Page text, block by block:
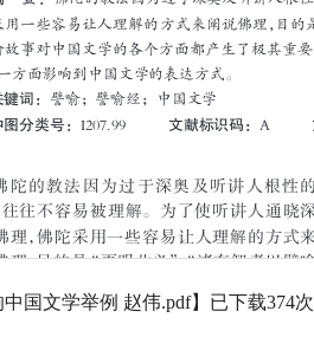
国文学举例 赵伟.pdf】已下载374次